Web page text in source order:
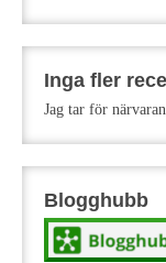
Inga fler
Jag tar för
Blogghubb